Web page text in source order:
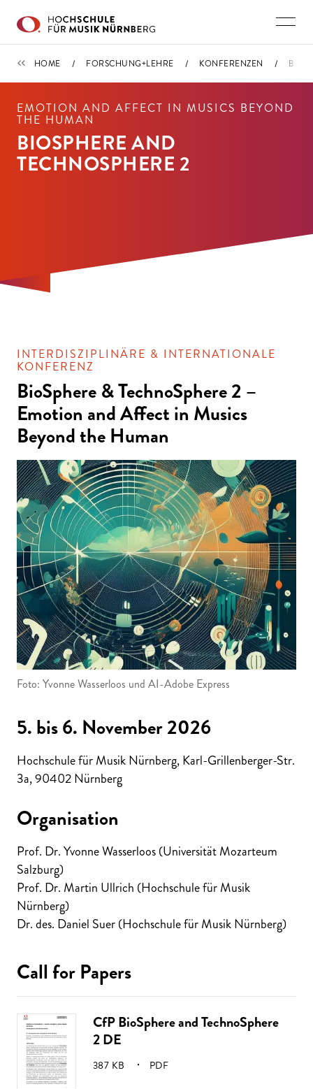
KONFERENZEN
HOME FORSCHUNG+LEHRE KONFERENZEN
EMOTION AND AFFECT IN MUSICS BEYOND
THE HUMAN
BIOSPHERE AND
TECHNOSPHERE 2
INTERDISZIPLINÄRE & INTERNATIONALE
KONFERENZ
BioSphere & TechnoSphere 2 –
Emotion and Affect in Musics
Beyond the Human
Foto: Yvonne Wasserloos und AI-Adobe Express
5. bis 6. November 2026
Hochschule für Musik Nürnberg, Karl-Grillenberger-Str.
3a, 90402 Nürnberg
Organisation
Prof. Dr. Yvonne Wasserloos (Universität Mozarteum
Salzburg)
Prof. Dr. Martin Ullrich (Hochschule für Musik
Nürnberg)
Dr. des. Daniel Suer (Hochschule für Musik Nürnberg)
Call for Papers
CfP BioSphere and TechnoSphere
2 DE
GRÖSSE:
387 KB PDF